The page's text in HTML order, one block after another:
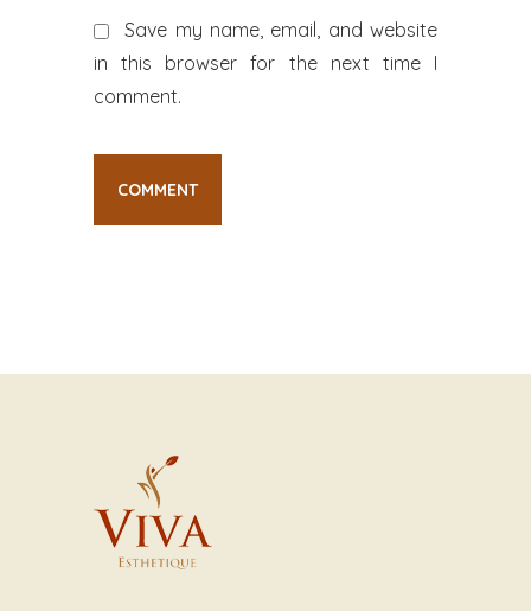
Save my name, email, and website
in this browser for the next time I
comment.